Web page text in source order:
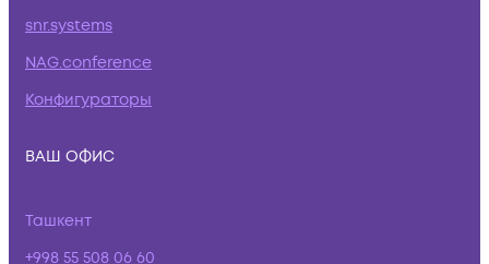
snr.systems
NAG.conference
Конфигураторы
ВАШ ОФИС
Ташкент
+998 55 508 06 60